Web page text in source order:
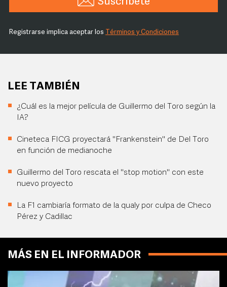
Registrarse implica aceptar los Términos y Condiciones
LEE TAMBIÉN
¿Cuál es la mejor película de Guillermo del Toro según la
IA?
Cineteca FICG proyectará "Frankenstein" de Del Toro
en función de medianoche
Guillermo del Toro rescata el "stop motion" con este
nuevo proyecto
La F1 cambiaría formato de la qualy por culpa de Checo
Pérez y Cadillac
MÁS EN EL INFORMADOR